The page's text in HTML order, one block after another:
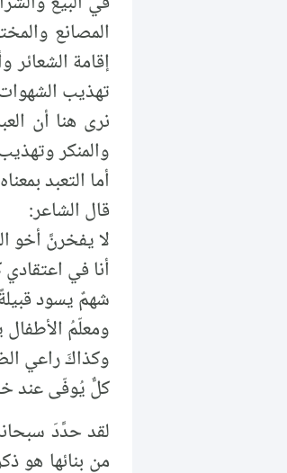
المصانع
إقامة
تهذيب
نرى هنا أن
والمنكر
أما التعبد
قال الشاعر:
لا يفخرنَّ أخو
أنا في
شهمٌ يسود
ومعلّمُ
وكذاكَ راعي
كلٌّ يُوفّى عند